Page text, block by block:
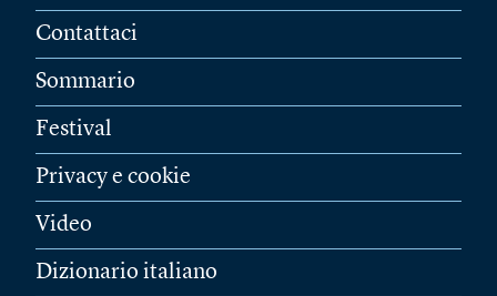
Contattaci
Sommario
Festival
Privacy e cookie
Video
Dizionario italiano